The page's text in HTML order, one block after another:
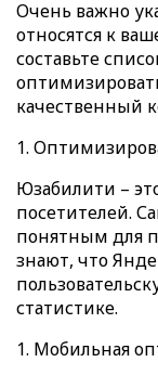
Очень важно
относятся к
составьте
качественный
Юзабилити –
посетителей.
понятным для
знают, что
статистике.
Мобильная